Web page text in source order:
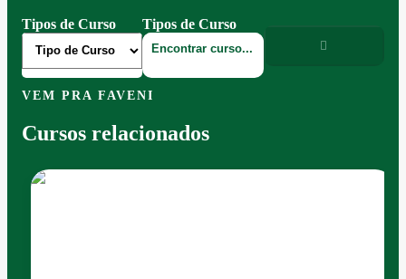
Tipos de Curso
Tipos de Curso
VEM PRA FAVENI
Cursos relacionados